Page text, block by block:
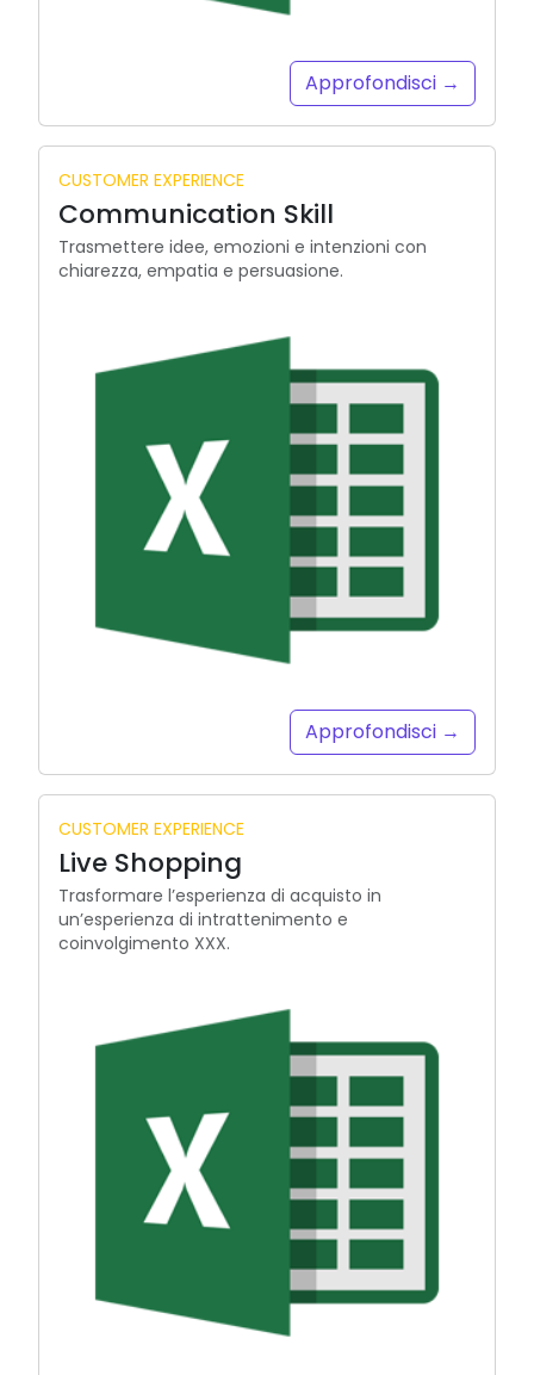
Approfondisci →
CUSTOMER EXPERIENCE
Communication Skill
Trasmettere idee, emozioni e intenzioni con
chiarezza, empatia e persuasione.
Approfondisci →
CUSTOMER EXPERIENCE
Live Shopping
Trasformare l’esperienza di acquisto in
un’esperienza di intrattenimento e
coinvolgimento XXX.